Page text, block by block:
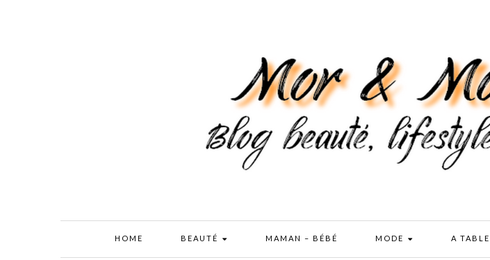
HOME BEAUTÉ MAMAN – BÉBÉ MODE A